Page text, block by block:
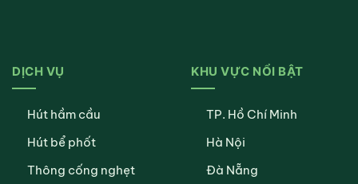
DỊCH VỤ
Hút hầm cầu
Hút bể phốt
Thông cống nghẹt
KHU VỰC NỔI BẬT
TP. Hồ Chí Minh
Hà Nội
Đà Nẵng